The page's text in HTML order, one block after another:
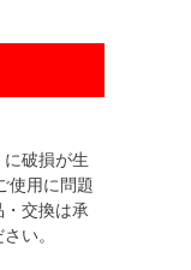
破損が生
使用に問題
交換は承
い。